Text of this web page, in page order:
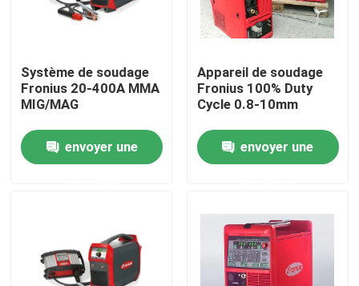
Produits
Système de soudage
Fronius 20-400A MMA
MIG/MAG
envoyer une
Appareil de soudage
Fronius 100% Duty
Cycle 0.8-10mm
envoyer une